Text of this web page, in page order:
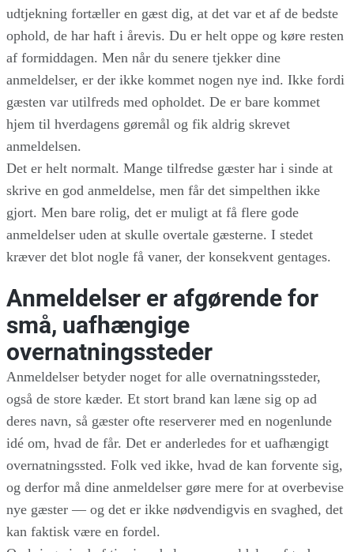
udtjekning fortæller en gæst dig, at det var et af de bedste
ophold, de har haft i årevis. Du er helt oppe og køre resten
af formiddagen. Men når du senere tjekker dine
anmeldelser, er der ikke kommet nogen nye ind. Ikke fordi
gæsten var utilfreds med opholdet. De er bare kommet
hjem til hverdagens gøremål og fik aldrig skrevet
anmeldelsen.
Det er helt normalt. Mange tilfredse gæster har i sinde at
skrive en god anmeldelse, men får det simpelthen ikke
gjort. Men bare rolig, det er muligt at få flere gode
anmeldelser uden at skulle overtale gæsterne. I stedet
kræver det blot nogle få vaner, der konsekvent gentages.
Anmeldelser er afgørende for
små, uafhængige
overnatningssteder
Anmeldelser betyder noget for alle overnatningssteder,
også de store kæder. Et stort brand kan læne sig op ad
deres navn, så gæster ofte reserverer med en nogenlunde
idé om, hvad de får. Det er anderledes for et uafhængigt
overnatningssted. Folk ved ikke, hvad de kan forvente sig,
og derfor må dine anmeldelser gøre mere for at overbevise
nye gæster — og det er ikke nødvendigvis en svaghed, det
kan faktisk være en fordel.